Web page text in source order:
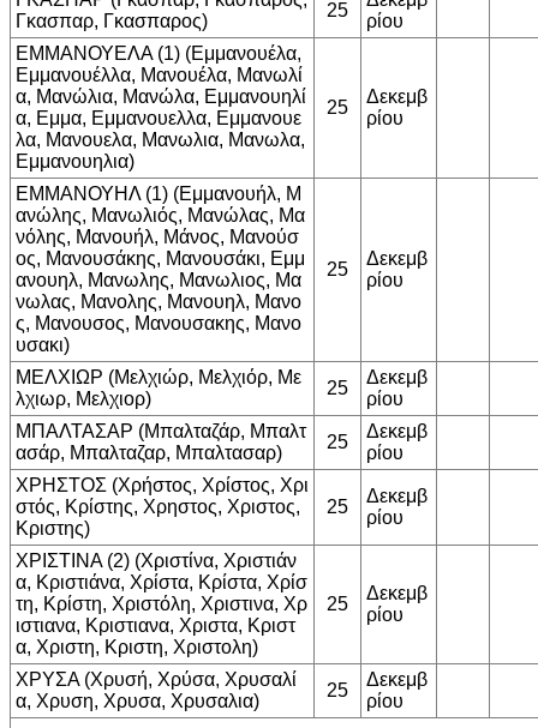
Γκασπαρ, Γκασπαρος)
25
ρίου
ΕΜΜΑΝΟΥΕΛΑ (1) (Εμμανουέλα,
Εμμανουέλλα, Μανουέλα, Μανωλί
α, Μανώλια, Μανώλα, Εμμανουηλί
α, Εμμα, Εμμανουελλα, Εμμανουε
λα, Μανουελα, Μανωλια, Μανωλα,
Εμμανουηλια)
25
Δεκεμβ
ρίου
ΕΜΜΑΝΟΥΗΛ (1) (Εμμανουήλ, Μ
ανώλης, Μανωλιός, Μανώλας, Μα
νόλης, Μανουήλ, Μάνος, Μανούσ
ος, Μανουσάκης, Μανουσάκι, Εμμ
ανουηλ, Μανωλης, Μανωλιος, Μα
νωλας, Μανολης, Μανουηλ, Μανο
ς, Μανουσος, Μανουσακης, Μανο
υσακι)
25
Δεκεμβ
ρίου
ΜΕΛΧΙΩΡ (Μελχιώρ, Μελχιόρ, Με
λχιωρ, Μελχιορ)
25
Δεκεμβ
ρίου
ΜΠΑΛΤΑΣΑΡ (Μπαλταζάρ, Μπαλτ
ασάρ, Μπαλταζαρ, Μπαλτασαρ)
25
Δεκεμβ
ρίου
ΧΡΗΣΤΟΣ (Χρήστος, Χρίστος, Χρι
στός, Κρίστης, Χρηστος, Χριστος,
Κριστης)
25
Δεκεμβ
ρίου
ΧΡΙΣΤΙΝΑ (2) (Χριστίνα, Χριστιάν
α, Κριστιάνα, Χρίστα, Κρίστα, Χρίσ
τη, Κρίστη, Χριστόλη, Χριστινα, Χρ
ιστιανα, Κριστιανα, Χριστα, Κριστ
α, Χριστη, Κριστη, Χριστολη)
25
Δεκεμβ
ρίου
ΧΡΥΣΑ (Χρυσή, Χρύσα, Χρυσαλί
α, Χρυση, Χρυσα, Χρυσαλια)
25
Δεκεμβ
ρίου